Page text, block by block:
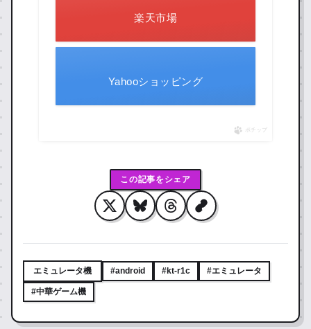
楽天市場
Yahooショッピング
ポチップ
この記事をシェア
エミュレータ機 #android #kt-r1c #エミュレータ
#中華ゲーム機